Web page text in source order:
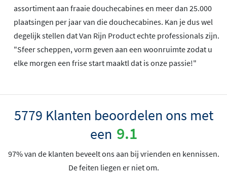
assortiment aan fraaie douchecabines en meer dan 25.000
plaatsingen per jaar van die douchecabines. Kan je dus wel
degelijk stellen dat Van Rijn Product echte professionals zijn.
"Sfeer scheppen, vorm geven aan een woonruimte zodat u
elke morgen een frise start maaktl dat is onze passie!"
5779 Klanten beoordelen ons met
een 9.1
97% van de klanten beveelt ons aan bij vrienden en kennissen.
De feiten liegen er niet om.